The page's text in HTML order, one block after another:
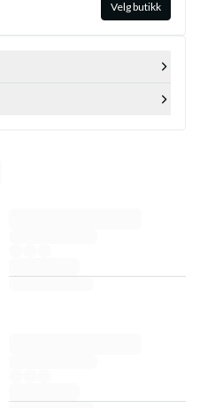
Velg butikk